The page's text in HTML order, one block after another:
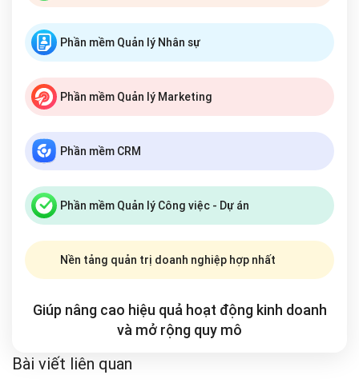
Phần mềm Quản lý Nhân sự
Phần mềm Quản lý Marketing
Phần mềm CRM
Phần mềm Quản lý Công việc - Dự án
Nền tảng quản trị doanh nghiệp hợp nhất
Giúp nâng cao hiệu quả hoạt động kinh doanh
và mở rộng quy mô
Bài viết liên quan